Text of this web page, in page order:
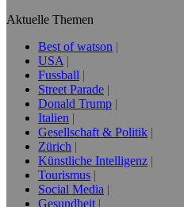
Aktuelle Themen
Best of watson
USA
Fussball
Street Parade
Donald Trump
Italien
Gesellschaft & Politik
Zürich
Künstliche Intelligenz
Tourismus
Social Media
Gesundheit